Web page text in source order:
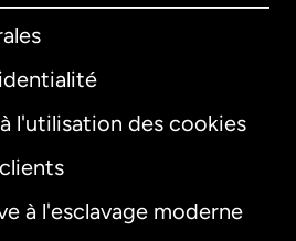
l'utilisation des cookies
à l'esclavage moderne